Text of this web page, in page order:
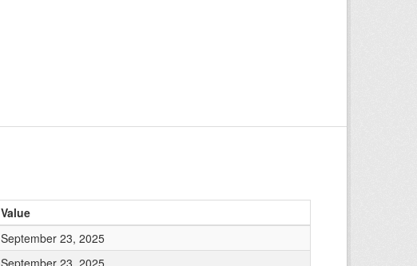
Value
September 23, 2025
September 23, 2025